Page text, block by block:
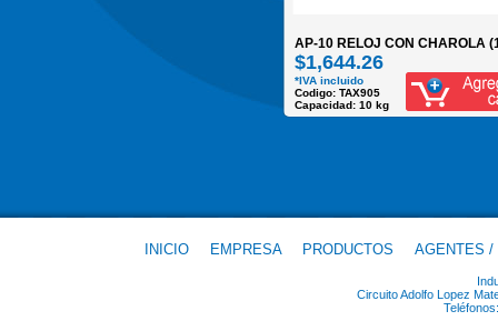
AP-10 RELOJ CON CHAROLA
$1,644.26
*IVA incluido
Codigo: TAX905
Capacidad: 10 kg
INICIO EMPRESA PRODUCTOS AGENTES /
Circuito Adolfo Lopez